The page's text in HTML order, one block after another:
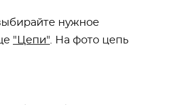
нужное
"Цепи". На фото цепь